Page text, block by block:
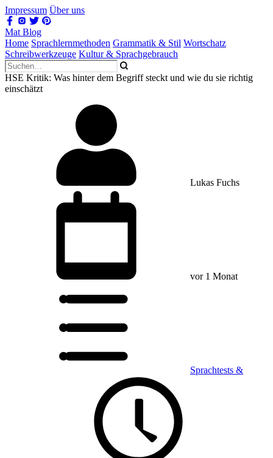
Impressum Über uns
Mat Blog
Home Sprachlernmethoden Grammatik & Stil Wortschatz
Schreibwerkzeuge Kultur & Sprachgebrauch
HSE Kritik: Was hinter dem Begriff steckt und wie du sie richtig
einschätzt
Lukas Fuchs
vor 1 Monat
Sprachtests &